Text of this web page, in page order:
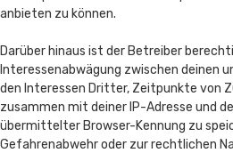
anbieten zu können.
Darüber hinaus ist der Betreiber
Interessenabwägung zwischen deinen
den Interessen Dritter, Zeitpunkte von
zusammen mit deiner IP-Adresse und
übermittelter Browser-Kennung zu
Gefahrenabwehr oder zur rechtlichen